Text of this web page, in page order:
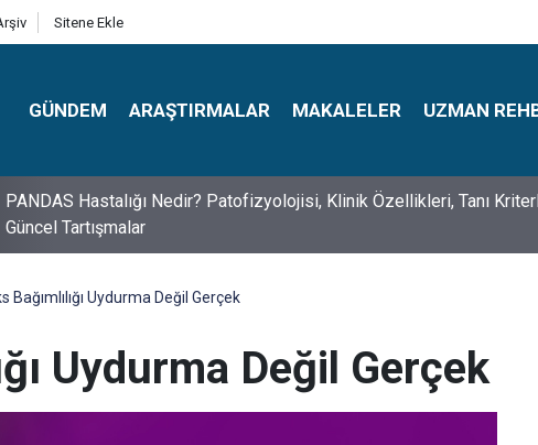
Sitene Ekle
GÜNDEM ARAŞTIRMALAR MAKALELER UZMAN
10 Mayıs Psikologlar Günü Nasıl Ortaya Çıktı? 10 Mayıs Tarihinin
Bağımlılığı Uydurma Değil Gerçek
Uydurma Değil Gerçek